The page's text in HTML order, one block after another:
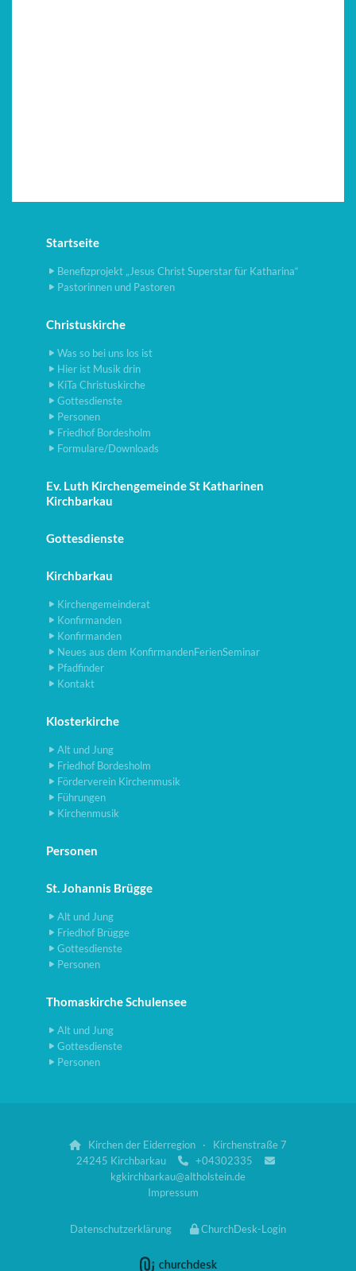
Startseite
Benefizprojekt „Jesus Christ Superstar für Katharina“
Pastorinnen und Pastoren
Christuskirche
Was so bei uns los ist
Hier ist Musik drin
KiTa Christuskirche
Gottesdienste
Personen
Friedhof Bordesholm
Formulare/Downloads
Ev. Luth Kirchengemeinde St Katharinen
Kirchbarkau
Gottesdienste
Kirchbarkau
Kirchengemeinderat
Konfirmanden
Konfirmanden
Neues aus dem KonfirmandenFerienSeminar
Pfadfinder
Kontakt
Klosterkirche
Alt und Jung
Friedhof Bordesholm
Förderverein Kirchenmusik
Führungen
Kirchenmusik
Personen
St. Johannis Brügge
Alt und Jung
Friedhof Brügge
Gottesdienste
Personen
Thomaskirche Schulensee
Alt und Jung
Gottesdienste
Personen

Kirchen der Eiderregion · Kirchenstraße 7
24245 Kirchbarkau
 +04302335 
kgkirchbarkau@altholstein.de
Impressum
Datenschutzerklärung ChurchDesk-Login